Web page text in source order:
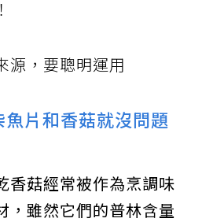
源，要聰明運用
片和香菇就沒問題
香菇經常被作為烹調味
，雖然它們的普林含量